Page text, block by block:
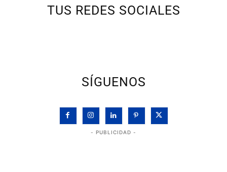
TUS REDES SOCIALES
SÍGUENOS
- PUBLICIDAD -